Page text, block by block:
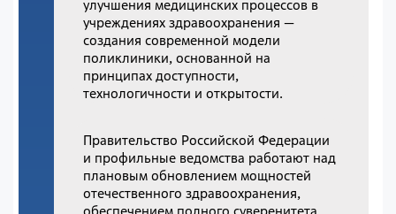
улучшения медицинских процессов в
учреждениях здравоохранения —
создания современной модели
поликлиники, основанной на
принципах доступности,
технологичности и открытости.
Правительство Российской Федерации
и профильные ведомства работают над
плановым обновлением мощностей
отечественного здравоохранения,